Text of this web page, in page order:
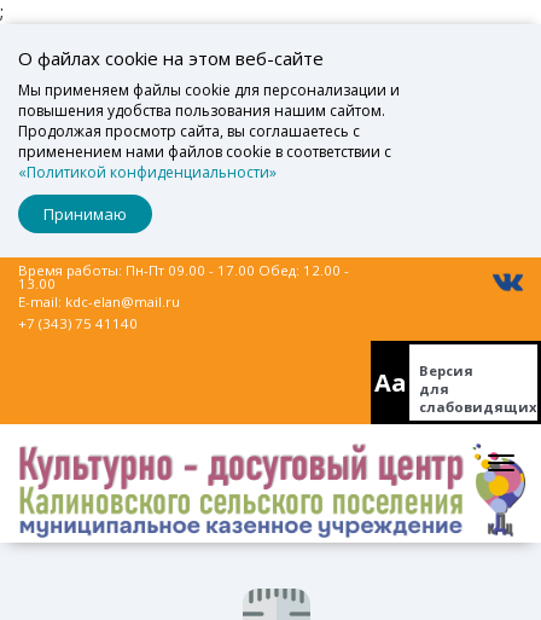
;
О файлах cookie на этом веб-сайте
Мы применяем файлы cookie для персонализации и
повышения удобства пользования нашим сайтом.
Продолжая просмотр сайта, вы соглашаетесь с
применением нами файлов cookie в соответствии с
«Политикой конфиденциальности»
Принимаю
Время работы: Пн-Пт 09.00 - 17.00 Обед: 12.00 -
13.00
E-mail: kdc-elan@mail.ru
+7 (343) 75 41140
Aa
Версия
для
слабовидящих